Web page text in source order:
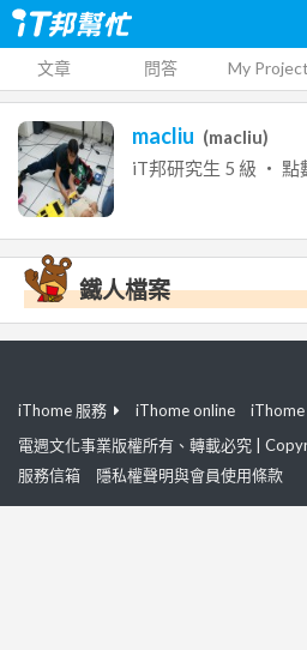
文章 問答 My Project
macliu (macliu)
iT邦研究生 5 級 ‧ 點
鐵人檔案
iThome 服務 iThome online
iThome
電週文化事業版權所有、轉載必究 |
服務信箱
隱私權聲明與會員使用條款